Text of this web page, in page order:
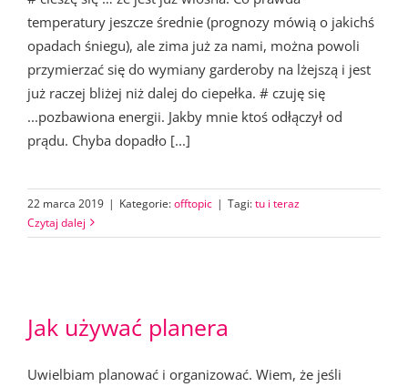
temperatury jeszcze średnie (prognozy mówią o jakichś
opadach śniegu), ale zima już za nami, można powoli
przymierzać się do wymiany garderoby na lżejszą i jest
już raczej bliżej niż dalej do ciepełka. # czuję się
...pozbawiona energii. Jakby mnie ktoś odłączył od
prądu. Chyba dopadło [...]
22 marca 2019 | Kategorie:offtopic | Tagi:tu i teraz
Czytaj dalej
Jak używać planera
Uwielbiam planować i organizować. Wiem, że jeśli